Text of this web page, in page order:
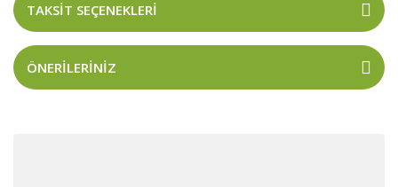
TAKSIT SEÇENEKLERI
ÖNERILERINIZ